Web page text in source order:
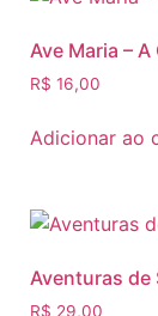
Ave Maria –
R$ 16,00
Adicionar ao
Aventuras de
R$ 29,00